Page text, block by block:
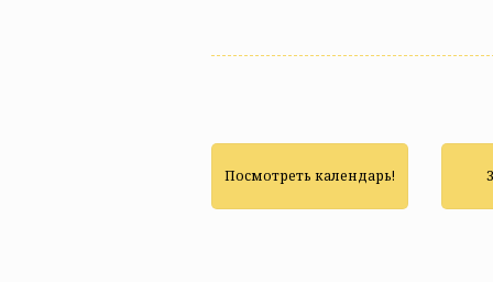
Посмотреть календарь!